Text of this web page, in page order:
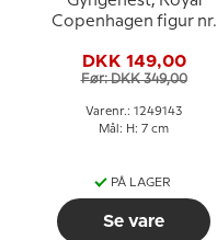
Copenhagen figur nr.
DKK 149,00
Før: DKK 349,00
Varenr.: 1249143
Mål: H: 7 cm
PÅ LAGER
Se vare